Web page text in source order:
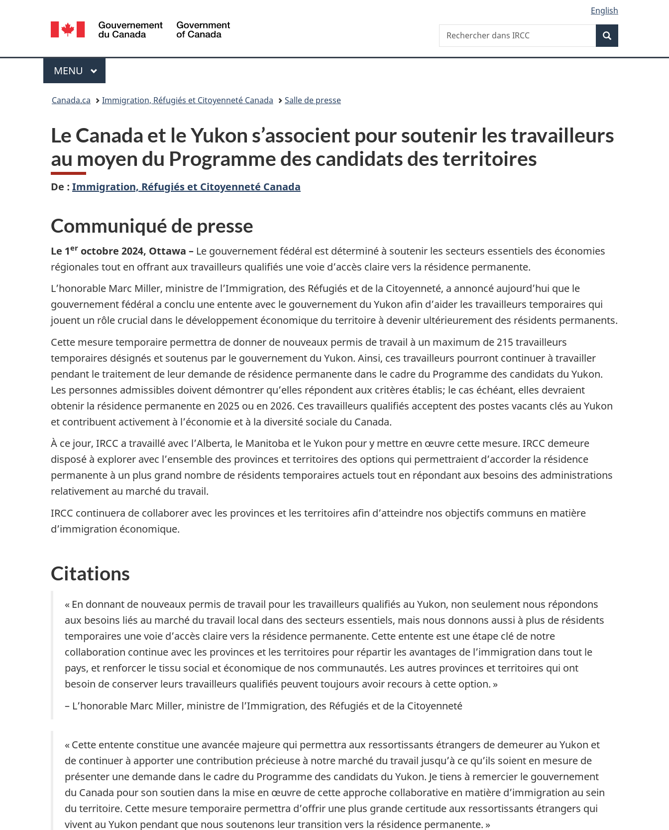
sujet
HTML
Sélection
de
la
langue
English
Canada
Recherche
Rechercher
dans
Menu
MENU PRINCIPAL
Canada.ca Immigration, Réfugiés et Citoyenneté Canada Salle de presse
Le Canada et le Yukon s’associent pour soutenir les travailleurs
au moyen du Programme des candidats des territoires
De : Immigration, Réfugiés et Citoyenneté Canada
Communiqué de presse
Le 1er octobre 2024, Ottawa – Le gouvernement fédéral est déterminé à soutenir les secteurs essentiels des économies
régionales tout en offrant aux travailleurs qualifiés une voie d’accès claire vers la résidence permanente.
L’honorable Marc Miller, ministre de l’Immigration, des Réfugiés et de la Citoyenneté, a annoncé aujourd’hui que le
gouvernement fédéral a conclu une entente avec le gouvernement du Yukon afin d’aider les travailleurs temporaires qui
jouent un rôle crucial dans le développement économique du territoire à devenir ultérieurement des résidents permanents.
Cette mesure temporaire permettra de donner de nouveaux permis de travail à un maximum de 215 travailleurs
temporaires désignés et soutenus par le gouvernement du Yukon. Ainsi, ces travailleurs pourront continuer à travailler
pendant le traitement de leur demande de résidence permanente dans le cadre du Programme des candidats du Yukon.
Les personnes admissibles doivent démontrer qu’elles répondent aux critères établis; le cas échéant, elles devraient
obtenir la résidence permanente en 2025 ou en 2026. Ces travailleurs qualifiés acceptent des postes vacants clés au Yukon
et contribuent activement à l’économie et à la diversité sociale du Canada.
À ce jour, IRCC a travaillé avec l’Alberta, le Manitoba et le Yukon pour y mettre en œuvre cette mesure. IRCC demeure
disposé à explorer avec l’ensemble des provinces et territoires des options qui permettraient d’accorder la résidence
permanente à un plus grand nombre de résidents temporaires actuels tout en répondant aux besoins des administrations
relativement au marché du travail.
IRCC continuera de collaborer avec les provinces et les territoires afin d’atteindre nos objectifs communs en matière
d’immigration économique.
Citations
« En donnant de nouveaux permis de travail pour les travailleurs qualifiés au Yukon, non seulement nous répondons
aux besoins liés au marché du travail local dans des secteurs essentiels, mais nous donnons aussi à plus de résidents
temporaires une voie d’accès claire vers la résidence permanente. Cette entente est une étape clé de notre
collaboration continue avec les provinces et les territoires pour répartir les avantages de l’immigration dans tout le
pays, et renforcer le tissu social et économique de nos communautés. Les autres provinces et territoires qui ont
besoin de conserver leurs travailleurs qualifiés peuvent toujours avoir recours à cette option. »
– L’honorable Marc Miller, ministre de l’Immigration, des Réfugiés et de la Citoyenneté
« Cette entente constitue une avancée majeure qui permettra aux ressortissants étrangers de demeurer au Yukon et
de continuer à apporter une contribution précieuse à notre marché du travail jusqu’à ce qu’ils soient en mesure de
présenter une demande dans le cadre du Programme des candidats du Yukon. Je tiens à remercier le gouvernement
du Canada pour son soutien dans la mise en œuvre de cette approche collaborative en matière d’immigration au sein
du territoire. Cette mesure temporaire permettra d’offrir une plus grande certitude aux ressortissants étrangers qui
vivent au Yukon pendant que nous soutenons leur transition vers la résidence permanente. »